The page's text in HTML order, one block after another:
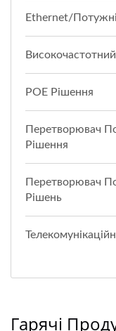
Ethernet/
POE Рішення
Перетворювач
Рішення
Перетворювач
Рішень
Гарячі